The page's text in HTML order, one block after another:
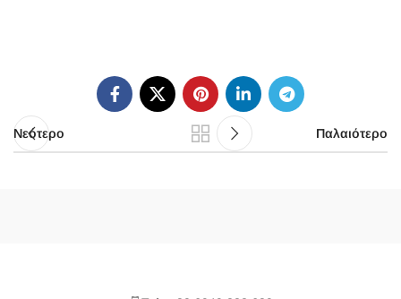
Νεότερο Παλαιότερο